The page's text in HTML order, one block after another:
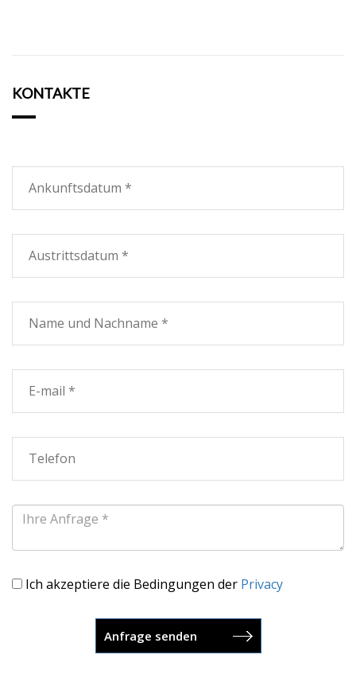
KONTAKTE
Ich akzeptiere die Bedingungen der Privacy